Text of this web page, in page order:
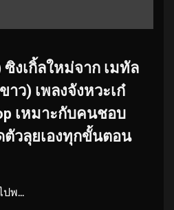
งเกิ้ลใหม่จาก เมทัล
ว) เพลงจังหวะเก๋
เหมาะกับคนชอบ
วลุยเองทุกขั้นตอน
พ...